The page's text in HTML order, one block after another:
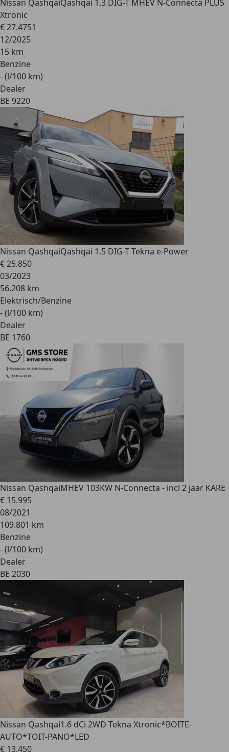
Nissan QashqaiQashqai 1.3 DIG-T MHEV N-Connecta PLUS
Xtronic
€ 27.4751
12/2025
15 km
Benzine
- (l/100 km)
Dealer
BE 9220
Nissan QashqaiQashqai 1.5 DIG-T Tekna e-Power
€ 25.850
03/2023
56.208 km
Elektrisch/Benzine
- (l/100 km)
Dealer
BE 1760
Nissan QashqaiMHEV 103KW N-Connecta - incl 2 jaar KARE
€ 15.995
08/2021
109.801 km
Benzine
- (l/100 km)
Dealer
BE 2030
Nissan Qashqai1.6 dCi 2WD Tekna Xtronic*BOITE-
AUTO*TOIT-PANO*LED
€ 13.450